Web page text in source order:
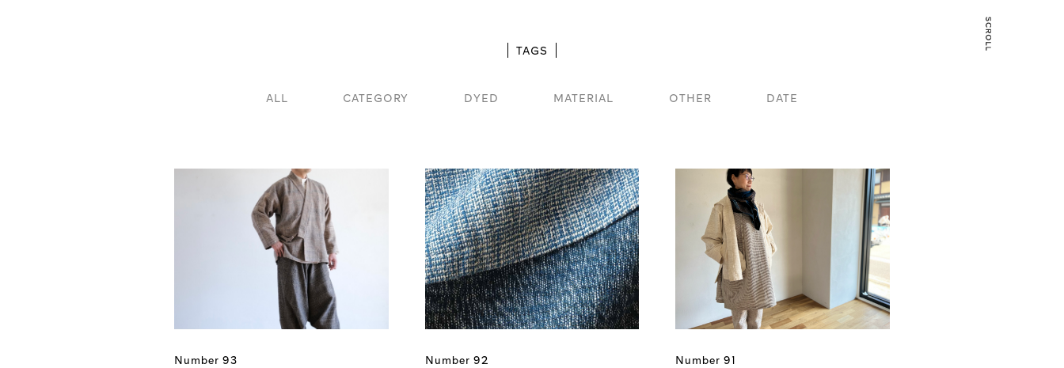
TAGS
ALL CATEGORY DYED MATERIAL OTHER DATE
Number 93 Number 92 Number 91